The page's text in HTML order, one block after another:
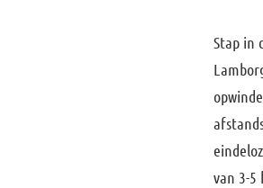
Stap in
van 3-